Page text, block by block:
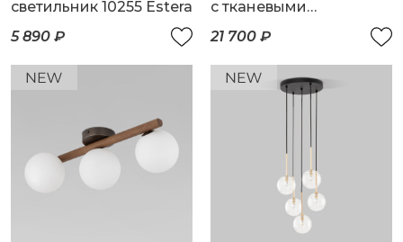
светильник 10255 Estera
5 890 ₽
с тканевыми
абажурами
21 700 ₽